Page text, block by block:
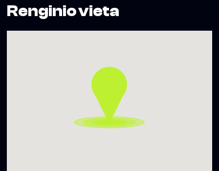
04:00-07:00 3 €
▬▬▬▬▬▬▬▬▬▬
Renginio vieta